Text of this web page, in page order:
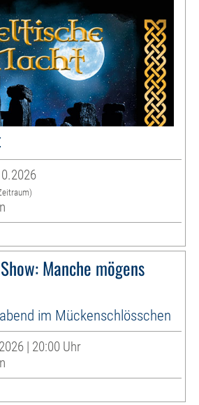
Manche mögens
im Mückenschlösschen
| 20:00 Uhr